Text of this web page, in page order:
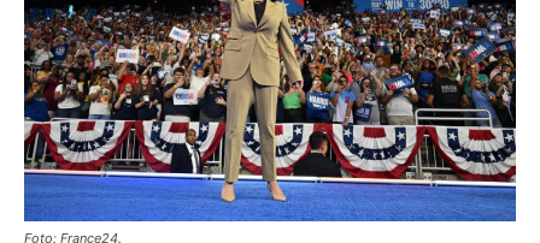
Foto: France24.